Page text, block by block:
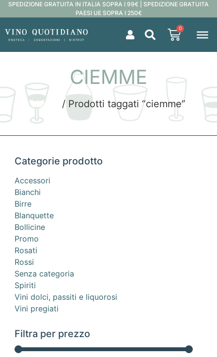
SPEDIZIONE GRATUITA IN ITALIA SOPRA I 99€ | SPEDIZIONE GRATUITA
PAESI UE SOPRA I 250€
0
CIEMME
Home / Prodotti taggati “ciemme”
Categorie prodotto
Accessori
Bianchi
Birre
Blanquette
Bollicine
Promo
Rosati
Rossi
Senza categoria
Spiriti
Vini dolci, passiti e liquorosi
Vini pregiati
Filtra per prezzo